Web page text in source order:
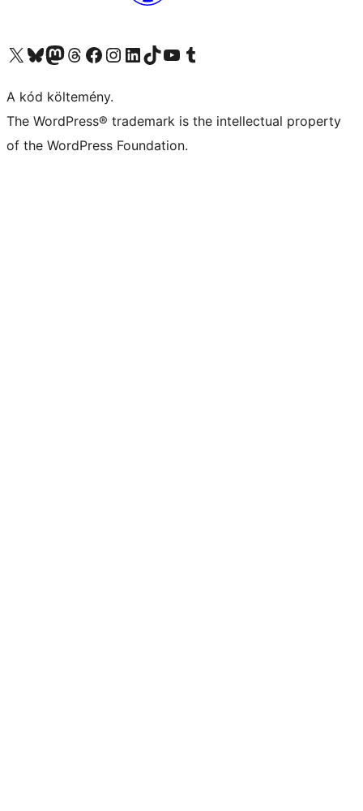
Visit our X (formerly Twitter) account
Visit our Bluesky account
Twitter csatornánk
Visit our Threads account
Facebook oldalunk megtekintése
Visit our Instagram account
Visit our LinkedIn account
Visit our TikTok account
Visit our YouTube channel
Visit our Tumblr account
A kód költemény.
The WordPress® trademark is the intellectual property
of the WordPress Foundation.